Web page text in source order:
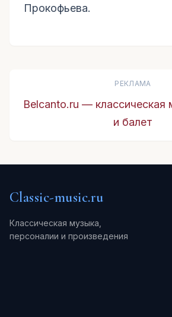
Прокофьева.
РЕКЛАМА
Belcanto.ru — классическая
и балет
Classic-music.ru
Классическая музыка,
персоналии и произведения